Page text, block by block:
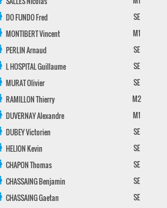
DO FUNDOFred SE
MONTIBERTVincent M1
PERLINArnaud SE
L HOSPITALGuillaume SE
MURATOlivier SE
RAMILLONThierry M2
DUVERNAYAlexandre M1
DUBEYVictorien SE
HELIONKevin SE
CHAPONThomas SE
CHASSAINGBenjamin SE
CHASSAINGGaetan SE